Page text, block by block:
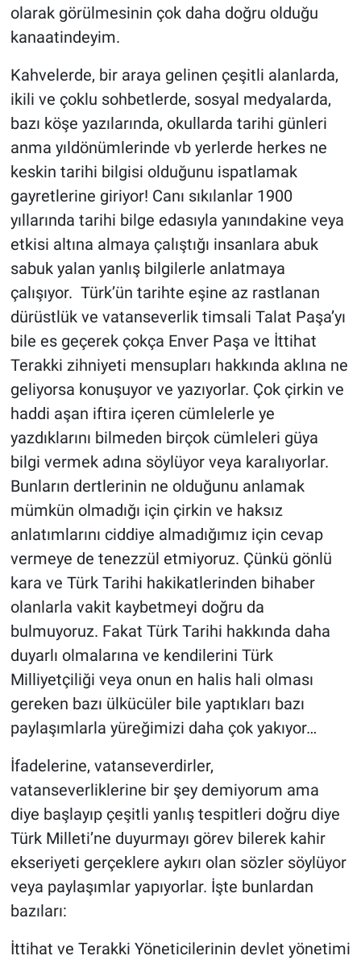
olarak görülmesinin çok daha doğru olduğu
kanaatindeyim.
Kahvelerde, bir araya gelinen çeşitli alanlarda,
ikili ve çoklu sohbetlerde, sosyal medyalarda,
bazı köşe yazılarında, okullarda tarihi günleri
anma yıldönümlerinde vb yerlerde herkes ne
keskin tarihi bilgisi olduğunu ispatlamak
gayretlerine giriyor! Canı sıkılanlar 1900
yıllarında tarihi bilge edasıyla yanındakine veya
etkisi altına almaya çalıştığı insanlara abuk
sabuk yalan yanlış bilgilerle anlatmaya
çalışıyor. Türk’ün tarihte eşine az rastlanan
dürüstlük ve vatanseverlik timsali Talat Paşa’yı
bile es geçerek çokça Enver Paşa ve İttihat
Terakki zihniyeti mensupları hakkında aklına ne
geliyorsa konuşuyor ve yazıyorlar. Çok çirkin ve
haddi aşan iftira içeren cümlelerle ye
yazdıklarını bilmeden birçok cümleleri güya
bilgi vermek adına söylüyor veya karalıyorlar.
Bunların dertlerinin ne olduğunu anlamak
mümkün olmadığı için çirkin ve haksız
anlatımlarını ciddiye almadığımız için cevap
vermeye de tenezzül etmiyoruz. Çünkü gönlü
kara ve Türk Tarihi hakikatlerinden bihaber
olanlarla vakit kaybetmeyi doğru da
bulmuyoruz. Fakat Türk Tarihi hakkında daha
duyarlı olmalarına ve kendilerini Türk
Milliyetçiliği veya onun en halis hali olması
gereken bazı ülkücüler bile yaptıkları bazı
paylaşımlarla yüreğimizi daha çok yakıyor…
İfadelerine, vatanseverdirler,
vatanseverliklerine bir şey demiyorum ama
diye başlayıp çeşitli yanlış tespitleri doğru diye
Türk Milleti’ne duyurmayı görev bilerek kahir
ekseriyeti gerçeklere aykırı olan sözler söylüyor
veya paylaşımlar yapıyorlar. İşte bunlardan
bazıları:
İttihat ve Terakki Yöneticilerinin devlet yönetimi